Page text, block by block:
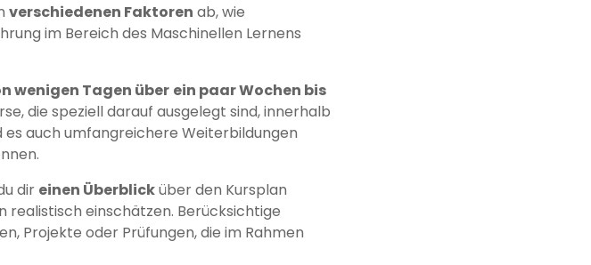
verschiedenen Faktoren ab, wie
im Bereich des Maschinellen Lernens
wenigen Tagen über ein paar Wochen bis
die speziell darauf ausgelegt sind, innerhalb
auch umfangreichere Weiterbildungen
dir einen Überblicküber den Kursplan
realistisch einschätzen. Berücksichtige
Projekte oder Prüfungen, die im Rahmen